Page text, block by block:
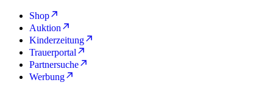
Shop
Auktion
Kinderzeitung
Trauerportal
Partnersuche
Werbung